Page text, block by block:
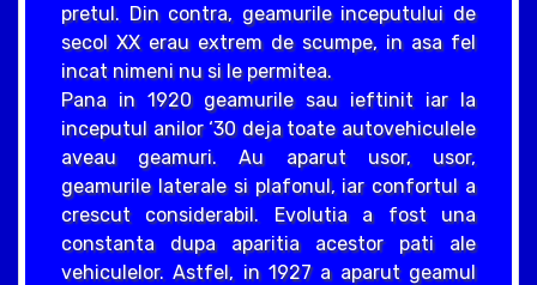
pretul. Din contra, geamurile inceputului de
secol XX erau extrem de scumpe, in asa fel
incat nimeni nu si le permitea.
Pana in 1920 geamurile sau ieftinit iar la
inceputul anilor ‘30 deja toate autovehiculele
aveau geamuri. Au aparut usor, usor,
geamurile laterale si plafonul, iar confortul a
crescut considerabil. Evolutia a fost una
constanta dupa aparitia acestor pati ale
vehiculelor. Astfel, in 1927 a aparut geamul